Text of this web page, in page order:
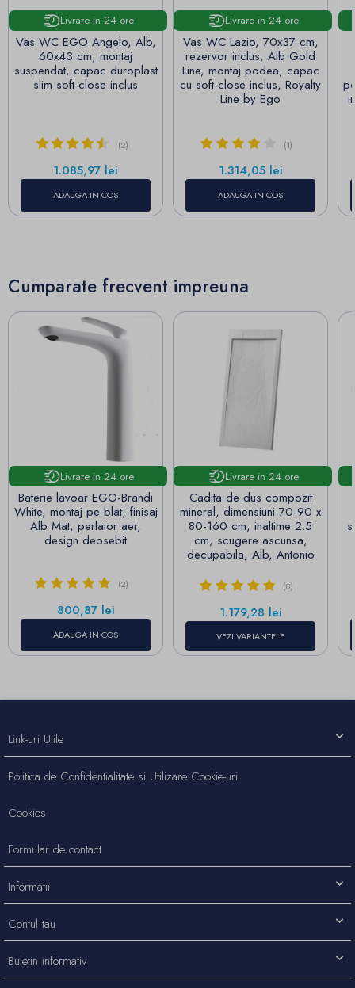
Livrare in 24 ore
Vas WC EGO Angelo, Alb,
60x43 cm, montaj
suspendat, capac duroplast
slim soft-close inclus
(2)
Pret
1.085,97 lei
ADAUGA IN COS
Livrare in 24 ore
Vas WC Lazio, 70x37 cm,
rezervor inclus, Alb Gold
Line, montaj podea, capac
cu soft-close inclus, Royalty
Line by Ego
(1)
Pret
1.314,05 lei
ADAUGA IN COS
Cumparate frecvent impreuna
Livrare in 24 ore
Baterie lavoar EGO-Brandi
White, montaj pe blat, finisaj
Alb Mat, perlator aer,
design deosebit
(2)
Pret
800,87 lei
ADAUGA IN COS
Livrare in 24 ore
Cadita de dus compozit
mineral, dimensiuni 70-90 x
80-160 cm, inaltime 2.5
cm, scugere ascunsa,
decupabila, Alb, Antonio
(8)
Pret
1.179,28 lei
VEZI VARIANTELE
Link-uri Utile
Politica de Confidentialitate si Utilizare Cookie-uri
Cookies
Formular de contact
Informatii
Contul tau
Buletin informativ